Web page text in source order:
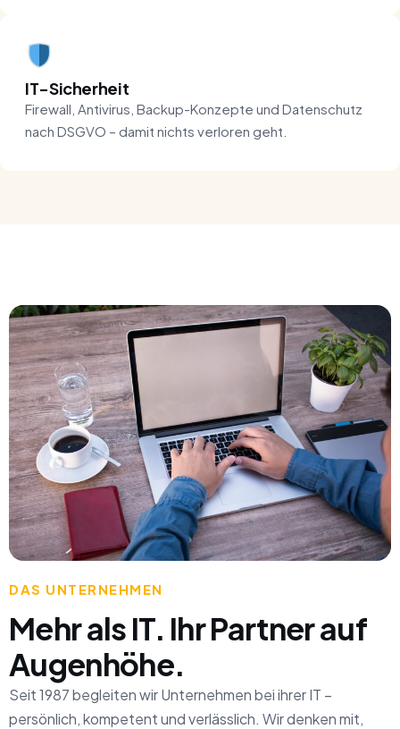
IT-Sicherheit
Firewall, Antivirus, Backup-Konzepte und Datenschutz
nach DSGVO – damit nichts verloren geht.
DAS UNTERNEHMEN
Mehr als IT. Ihr Partner auf
Augenhöhe.
Seit 1987 begleiten wir Unternehmen bei ihrer IT –
persönlich, kompetent und verlässlich. Wir denken mit,